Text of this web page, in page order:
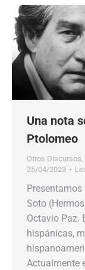
Una nota
Ptolomeo
Otros Discursos,
25/04/2023
Soto
Octavio Paz.
hispánicas,
Actualmente